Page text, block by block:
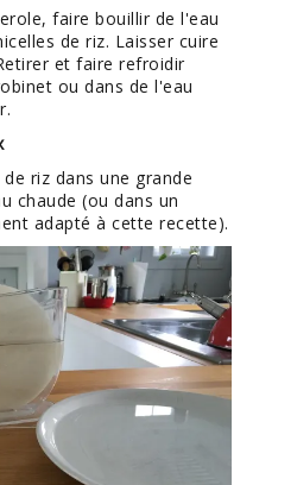
faire bouillir de l'eau
de riz. Laisser cuire
et faire refroidir
ou dans de l'eau
riz dans une grande
chaude (ou dans un
adapté à cette recette).